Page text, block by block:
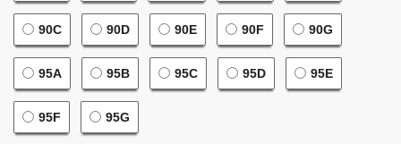
90C 90D 90E 90F 90G
95A 95B 95C 95D 95E
95F 95G